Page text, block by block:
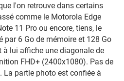
l'on retrouve dans certains
comme le Motorola Edge
11 Pro ou encore, tiens, le
par 6 Go de mémoire et 128 Go
à lui affiche une diagonale de
FHD+ (2400x1080). Pas de
La partie photo est confiée à